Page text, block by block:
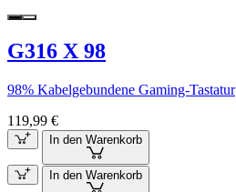
G316 X 98
98% Kabelgebundene Gaming-Tastatur
119,99 €
In den Warenkorb
In den Warenkorb